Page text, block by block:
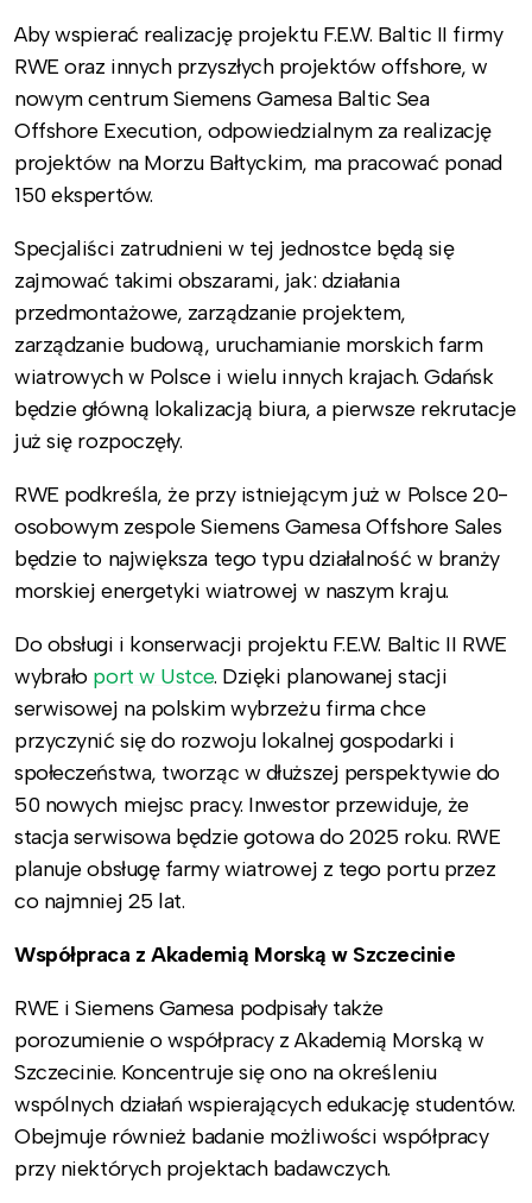
Aby wspierać realizację projektu F.E.W. Baltic II firmy
RWE oraz innych przyszłych projektów offshore, w
nowym centrum Siemens Gamesa Baltic Sea
Offshore Execution, odpowiedzialnym za realizację
projektów na Morzu Bałtyckim, ma pracować ponad
150 ekspertów.
Specjaliści zatrudnieni w tej jednostce będą się
zajmować takimi obszarami, jak: działania
przedmontażowe, zarządzanie projektem,
zarządzanie budową, uruchamianie morskich farm
wiatrowych w Polsce i wielu innych krajach. Gdańsk
będzie główną lokalizacją biura, a pierwsze rekrutacje
już się rozpoczęły.
RWE podkreśla, że przy istniejącym już w Polsce 20-
osobowym zespole Siemens Gamesa Offshore Sales
będzie to największa tego typu działalność w branży
morskiej energetyki wiatrowej w naszym kraju.
Do obsługi i konserwacji projektu F.E.W. Baltic II RWE
wybrało port w Ustce. Dzięki planowanej stacji
serwisowej na polskim wybrzeżu firma chce
przyczynić się do rozwoju lokalnej gospodarki i
społeczeństwa, tworząc w dłuższej perspektywie do
50 nowych miejsc pracy. Inwestor przewiduje, że
stacja serwisowa będzie gotowa do 2025 roku. RWE
planuje obsługę farmy wiatrowej z tego portu przez
co najmniej 25 lat.
Współpraca z Akademią Morską w Szczecinie
RWE i Siemens Gamesa podpisały także
porozumienie o współpracy z Akademią Morską w
Szczecinie. Koncentruje się ono na określeniu
wspólnych działań wspierających edukację studentów.
Obejmuje również badanie możliwości współpracy
przy niektórych projektach badawczych.